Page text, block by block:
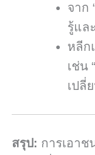
จาก
รู้แล
หลีก
เช่น
เปลี่
สรุป: การเอาช